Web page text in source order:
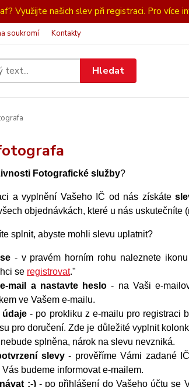
Využijte našich slev při registraci. Pro více
soukromí Kontakty
Hledat
Fotografické služby?
a vyplnění Vašeho IČ od nás získáte
objednávkách, které u nás
splnit, abyste mohli slevu uplatnit?
- v pravém horním rohu naleznete
se registrovat."
mail a nastavte heslo - na Vaši e-
ve Vašem e-mailu.
údaje - po prokliku z e-mailu pro registraci
pro doručení. Zde je důležité vyplnit
splněna, nárok na slevu nevzniká.
slevy- prověříme Vámi zadané
budeme informovat e-mailem.
:-) - po přihlášení do Vašeho účtu se